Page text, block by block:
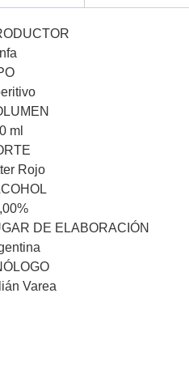
ml
Rojo
DE ELABORACIÓN
Varea